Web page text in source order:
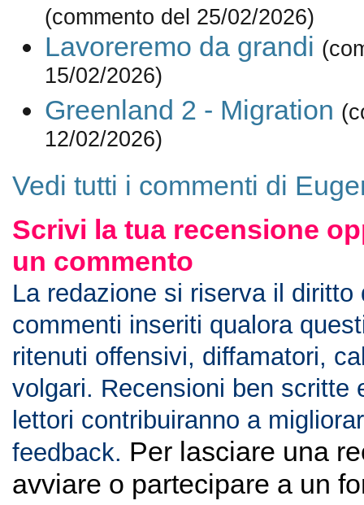
(commento del 25/02/2026)
Lavoreremo da grandi
15/02/2026)
Greenland 2 - Migration
12/02/2026)
Vedi tutti i commenti di
Scrivi la tua recensione
un commento
La redazione si riserva il diritto
commenti inseriti qualora
ritenuti offensivi, diffamatori,
volgari. Recensioni ben scritte
lettori contribuiranno a
feedback. Per lasciare una
avviare o partecipare a un